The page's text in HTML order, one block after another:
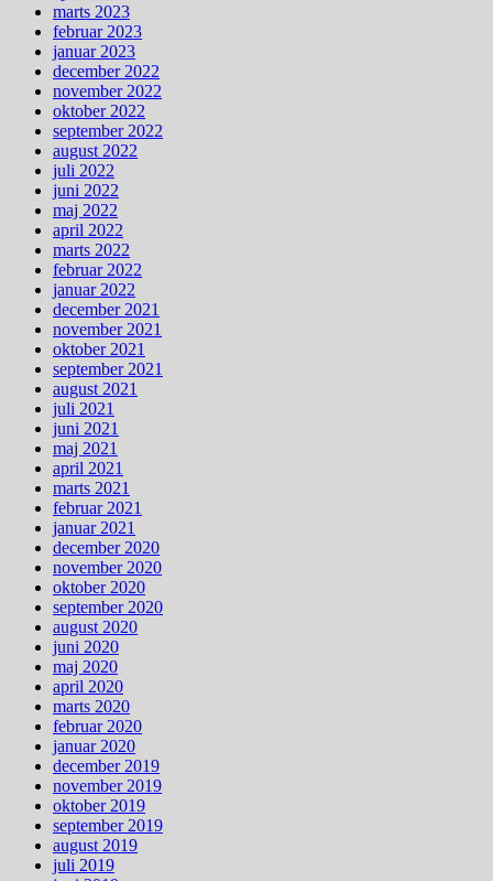
marts 2023
februar 2023
januar 2023
december 2022
november 2022
oktober 2022
september 2022
august 2022
juli 2022
juni 2022
maj 2022
april 2022
marts 2022
februar 2022
januar 2022
december 2021
november 2021
oktober 2021
september 2021
august 2021
juli 2021
juni 2021
maj 2021
april 2021
marts 2021
februar 2021
januar 2021
december 2020
november 2020
oktober 2020
september 2020
august 2020
juni 2020
maj 2020
april 2020
marts 2020
februar 2020
januar 2020
december 2019
november 2019
oktober 2019
september 2019
august 2019
juli 2019